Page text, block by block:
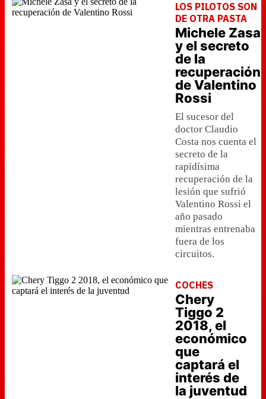
LOS PILOTOS SON
DE OTRA PASTA
Michele Zasa
y el secreto
de la
recuperación
de Valentino
Rossi
El sucesor del
doctor Claudio
Costa nos cuenta el
secreto de la
rapidísima
recuperación de la
lesión que sufrió
Valentino Rossi el
año pasado
mientras entrenaba
fuera de los
circuitos.
COCHES
Chery
Tiggo 2
2018, el
económico
que
captará el
interés de
la juventud